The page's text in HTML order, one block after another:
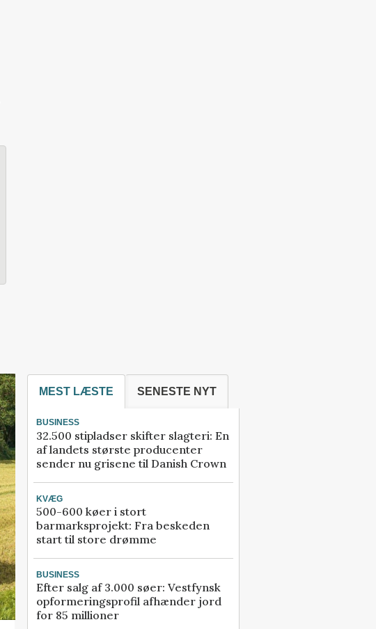
MEST LÆSTE SENESTE NYT
BUSINESS
32.500 stipladser skifter slagteri: En
af landets største producenter
sender nu grisene til Danish Crown
KVÆG
500-600 køer i stort
barmarksprojekt: Fra beskeden
start til store drømme
BUSINESS
Efter salg af 3.000 søer: Vestfynsk
opformeringsprofil afhænder jord
for 85 millioner